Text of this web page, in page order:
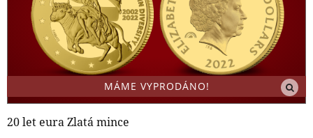
MÁME VYPRODÁNO!
20 let eura Zlatá mince